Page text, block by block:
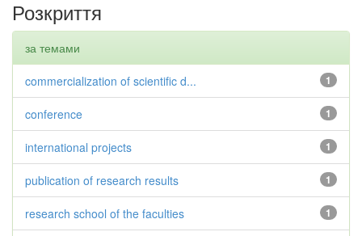
Розкриття
за темами
1
commercialization of scientific d...
1
conference
1
international projects
1
publication of research results
1
research school of the faculties